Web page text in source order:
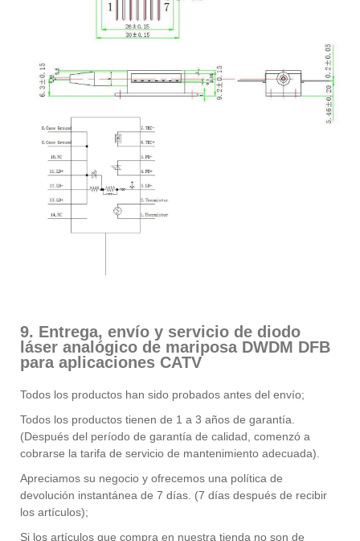
9. Entrega, envío y servicio de diodo
láser analógico de mariposa DWDM DFB
para aplicaciones CATV
Todos los productos han sido probados antes del envío;
Todos los productos tienen de 1 a 3 años de garantía.
(Después del período de garantía de calidad, comenzó a
cobrarse la tarifa de servicio de mantenimiento adecuada).
Apreciamos su negocio y ofrecemos una política de
devolución instantánea de 7 días. (7 días después de recibir
los artículos);
Si los artículos que compra en nuestra tienda no son de